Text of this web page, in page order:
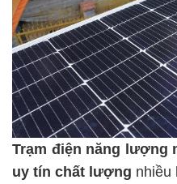
Trạm điện năng lượng
uy tín chất lượng nhiều